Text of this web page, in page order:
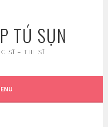
TÚ SỤN
SĨ – THI SĨ